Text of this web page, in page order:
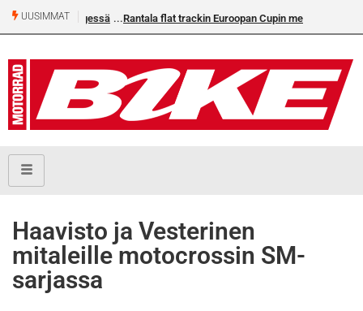
UUSIMMAT Rantala flat trackin Euroopan Cupin mestari
Haavisto ja Vesterinen
mitaleille motocrossin SM-
sarjassa